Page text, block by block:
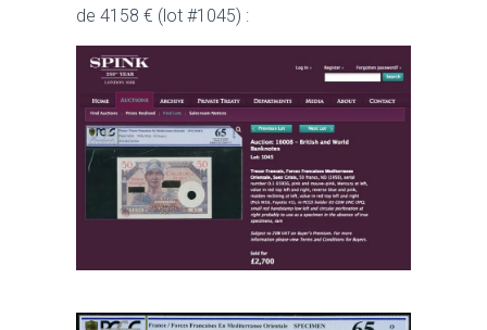
de 4158 € (lot #1045) :